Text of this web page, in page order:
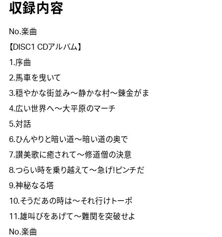
収録内容
No.楽曲
【DISC1 CDアルバム】
1.序曲
2.馬車を曳いて
3.穏やかな街並み～静かな村～錬金がま
4.広い世界へ～大平原のマーチ
5.対話
6.ひんやりと暗い道～暗い道の奥で
7.讃美歌に癒されて～修道僧の決意
8.つらい時を乗り越えて～急げ!ピンチだ
9.神秘なる塔
10.そうだあの時は～それ行けトーポ
11.雄叫びをあげて～難関を突破せよ
No.楽曲